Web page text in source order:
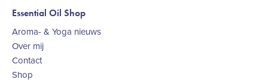
Essential Oil Shop
Aroma- & Yoga nieuws
Over mij
Contact
Shop